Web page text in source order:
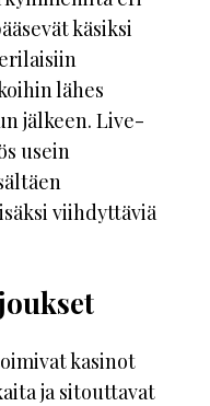
käsiksi
lähes
jälkeen. Live-
usein
viihdyttäviä
kasinot
ja sitouttavat